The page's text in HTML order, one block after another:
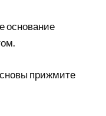
основание
прижмите